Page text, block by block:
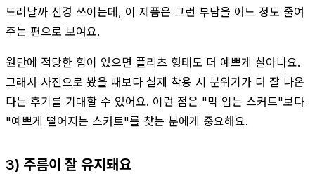
드러날까 신경 쓰이는데, 이 제품은 그런 부담을 어느 정도 줄여
주는 편으로 보여요.
원단에 적당한 힘이 있으면 플리츠 형태도 더 예쁘게 살아나요.
그래서 사진으로 봤을 때보다 실제 착용 시 분위기가 더 잘 나온
다는 후기를 기대할 수 있어요. 이런 점은 "막 입는 스커트"보다
"예쁘게 떨어지는 스커트"를 찾는 분에게 중요해요.
3) 주름이 잘 유지돼요